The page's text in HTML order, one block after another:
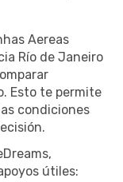
Aereas
Río de Janeiro
Esto te permite
condiciones
útiles: